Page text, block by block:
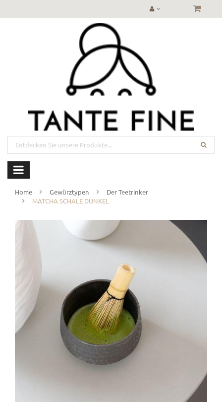
Home Gewürztypen
Der Teetrinker
MATCHA SCHALE DUNKEL